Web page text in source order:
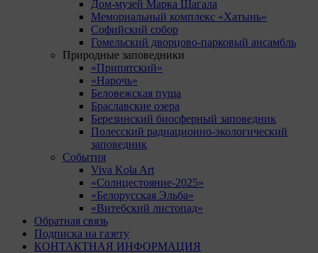
Дом-музей Марка Шагала
Мемориальный комплекс «Хатынь»
Софийский собор
Гомельский дворцово-парковый ансамбль
Природные заповедники
«Припятский»
«Нарочь»
Беловежская пуща
Браславские озера
Березинский биосферный заповедник
Полесский радиационно-экологический
заповедник
События
Viva Kola Art
«Солнцестояние-2025»
«Белорусская Эльба»
«Витебский листопад»
Обратная связь
Подписка на газету
КОНТАКТНАЯ ИНФОРМАЦИЯ